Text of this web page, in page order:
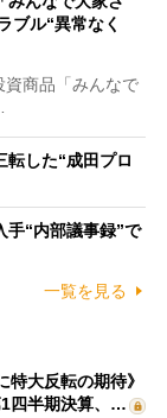
ブル“異常なく
商品「みんなで
転した“成田プロ
手“内部議事録”で
一覧を見る
特大反転の期待》
四半期決算、…